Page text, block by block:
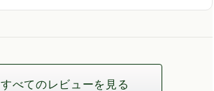
すべてのレビューを見る